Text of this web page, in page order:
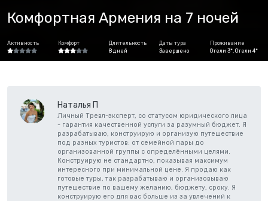
Комфортная Армения на 7 ночей
Активность Комфорт
Длительность
8 дней
Даты тура
Завершено
Проживание
Отели 3*, Отели 4*
Наталья П
Личный Тревл-эксперт, со статусом юридического лица
- гарантия качественной услуги за разумный бюджет. Я
разрабатываю, конструирую и организую путешествие
под разных туристов: от семейной пары до
организованной группы с определёнными целями.
Конструирую не стандартно, показывая максимум
интересного при минимальной цене. Я продаю как
готовые туры, так разрабатываю и организовываю
путешествие по вашему желанию, бюджету, сроку. Я
конструирую его для вас больше из за увлечений к